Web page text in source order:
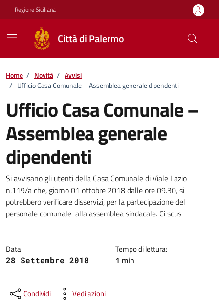
Vai ai contenuti
Vai al footer
Regione Siciliana
Città di Palermo
Home / Novità / Avvisi
/ Ufficio Casa Comunale – Assemblea generale dipendenti
Ufficio Casa Comunale –
Assemblea generale
dipendenti
Dettagli della notizia
Si avvisano gli utenti della Casa Comunale di Viale Lazio
n.119/a che, giorno 01 ottobre 2018 dalle ore 09.30, si
potrebbero verificare disservizi, per la partecipazione del
personale comunale alla assemblea sindacale. Ci scus
Data:
28 Settembre 2018
Tempo di lettura:
1 min
Condividi Vedi azioni